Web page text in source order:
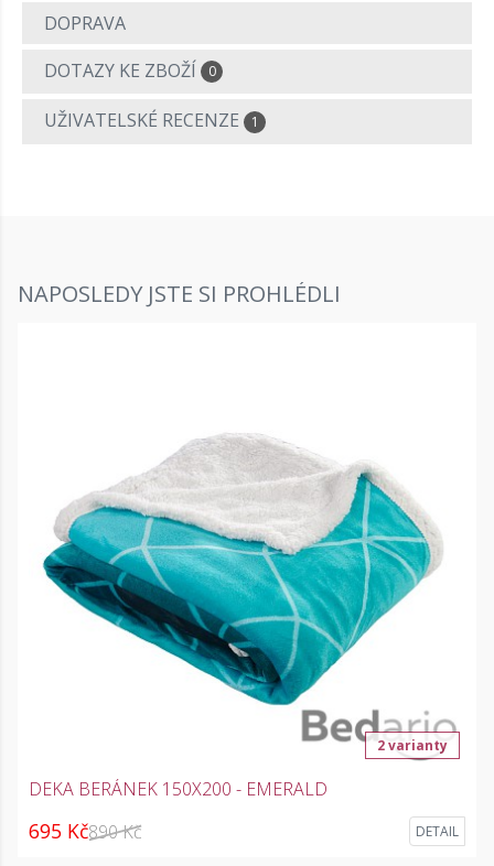
DOPRAVA
DOTAZY KE ZBOŽÍ
0
UŽIVATELSKÉ RECENZE 1
NAPOSLEDY JSTE SI PROHLÉDLI
2 varianty
DEKA BERÁNEK 150X200 - EMERALD
695 Kč890 Kč DETAIL